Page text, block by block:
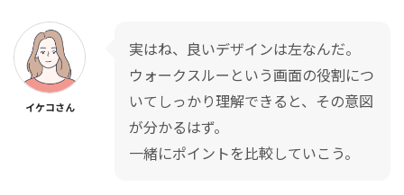
イケコさん
実はね、良いデザインは左なんだ。
ウォークスルーという画面の役割につ
いてしっかり理解できると、その意図
が分かるはず。
一緒にポイントを比較していこう。